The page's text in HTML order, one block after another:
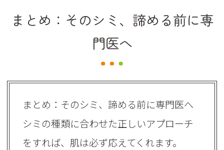
まとめ：そのシミ、諦める前に専
門医へ
まとめ：そのシミ、諦める前に専門医へ
シミの種類に合わせた正しいアプローチ
をすれば、肌は必ず応えてくれます。